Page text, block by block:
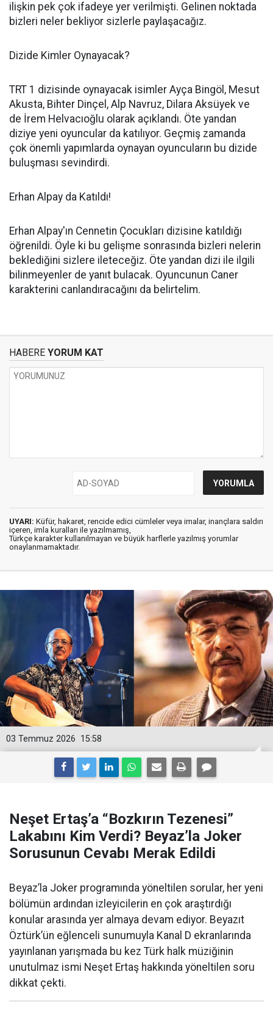
ilişkin pek çok ifadeye yer verilmişti. Gelinen noktada
bizleri neler bekliyor sizlerle paylaşacağız.
Dizide Kimler Oynayacak?
TRT 1 dizisinde oynayacak isimler Ayça Bingöl, Mesut
Akusta, Bihter Dinçel, Alp Navruz, Dilara Aksüyek ve
de İrem Helvacıoğlu olarak açıklandı. Öte yandan
diziye yeni oyuncular da katılıyor. Geçmiş zamanda
çok önemli yapımlarda oynayan oyuncuların bu dizide
buluşması sevindirdi.
Erhan Alpay da Katıldı!
Erhan Alpay'ın Cennetin Çocukları dizisine katıldığı
öğrenildi. Öyle ki bu gelişme sonrasında bizleri nelerin
beklediğini sizlere ileteceğiz. Öte yandan dizi ile ilgili
bilinmeyenler de yanıt bulacak. Oyuncunun Caner
karakterini canlandıracağını da belirtelim.
HABERE YORUM KAT
UYARI: Küfür, hakaret, rencide edici cümleler veya imalar, inançlara saldırı
içeren, imla kuralları ile yazılmamış,
Türkçe karakter kullanılmayan ve büyük harflerle yazılmış yorumlar
onaylanmamaktadır.
15:58
03 Temmuz 2026
Neşet Ertaş’a “Bozkırın Tezenesi”
Lakabını Kim Verdi? Beyaz’la Joker
Sorusunun Cevabı Merak Edildi
Beyaz’la Joker programında yöneltilen sorular, her yeni
bölümün ardından izleyicilerin en çok araştırdığı
konular arasında yer almaya devam ediyor. Beyazıt
Öztürk’ün eğlenceli sunumuyla Kanal D ekranlarında
yayınlanan yarışmada bu kez Türk halk müziğinin
unutulmaz ismi Neşet Ertaş hakkında yöneltilen soru
dikkat çekti.